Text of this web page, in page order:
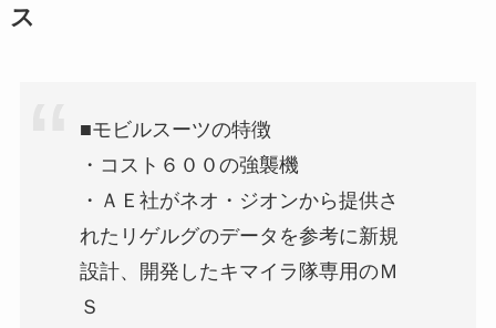
ス
■モビルスーツの特徴
・コスト６００の強襲機
・ＡＥ社がネオ・ジオンから提供さ
れたリゲルグのデータを参考に新規
設計、開発したキマイラ隊専用のＭ
Ｓ